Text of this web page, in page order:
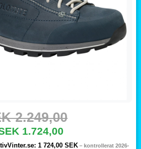
2.249,00
1.724,00
1 724,00 SEK– kontrollerat 2026-